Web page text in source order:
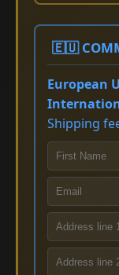
🇪🇺
European
Shipping